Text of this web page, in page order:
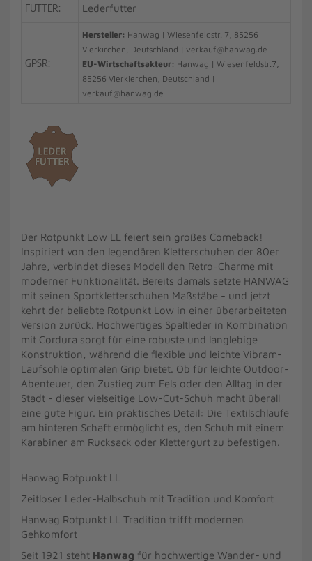
FUTTER: Lederfutter
GPSR:
Hersteller: Hanwag | Wiesenfeldstr. 7, 85256
Vierkirchen, Deutschland | verkauf@hanwag.de
EU-Wirtschaftsakteur: Hanwag | Wiesenfeldstr.7,
85256 Vierkierchen, Deutschland |
verkauf@hanwag.de
Der Rotpunkt Low LL feiert sein großes Comeback!
Inspiriert von den legendären Kletterschuhen der 80er
Jahre, verbindet dieses Modell den Retro-Charme mit
moderner Funktionalität. Bereits damals setzte HANWAG
mit seinen Sportkletterschuhen Maßstäbe - und jetzt
kehrt der beliebte Rotpunkt Low in einer überarbeiteten
Version zurück. Hochwertiges Spaltleder in Kombination
mit Cordura sorgt für eine robuste und langlebige
Konstruktion, während die flexible und leichte Vibram-
Laufsohle optimalen Grip bietet. Ob für leichte Outdoor-
Abenteuer, den Zustieg zum Fels oder den Alltag in der
Stadt - dieser vielseitige Low-Cut-Schuh macht überall
eine gute Figur. Ein praktisches Detail: Die Textilschlaufe
am hinteren Schaft ermöglicht es, den Schuh mit einem
Karabiner am Rucksack oder Klettergurt zu befestigen.
Hanwag Rotpunkt LL
Zeitloser Leder-Halbschuh mit Tradition und Komfort
Hanwag Rotpunkt LL Tradition trifft modernen
Gehkomfort
Seit 1921 steht Hanwag für hochwertige Wander- und